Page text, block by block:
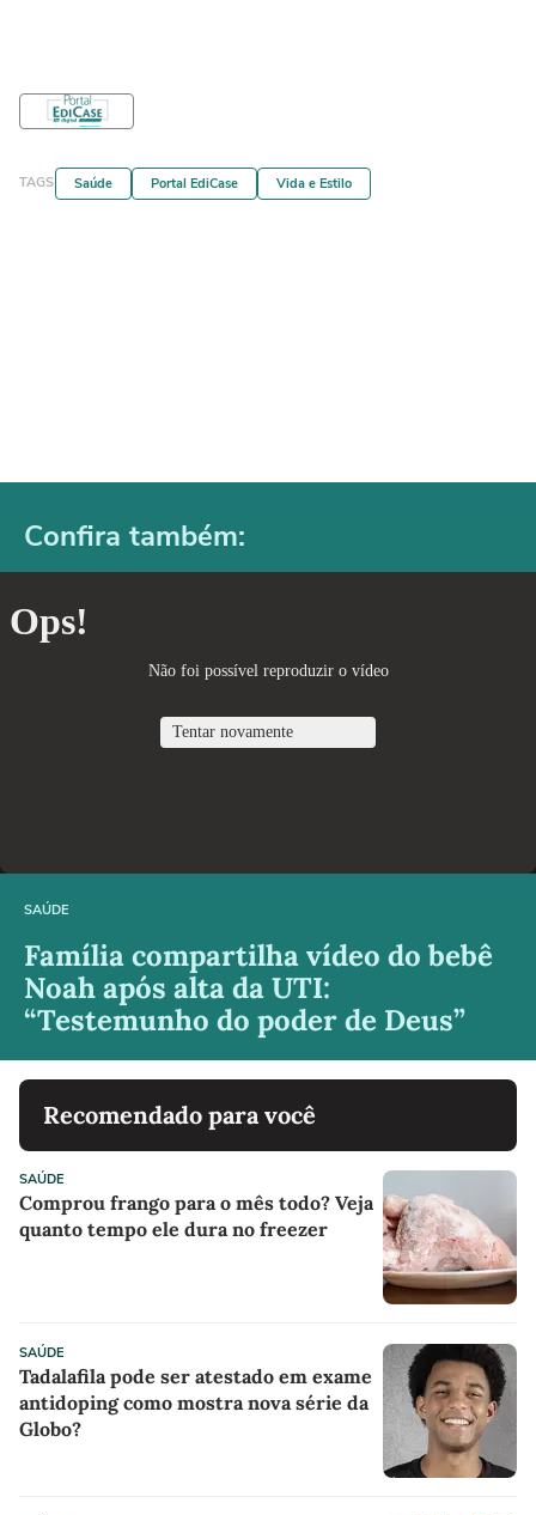
TAGS Saúde Portal EdiCase Vida e Estilo
Confira também:
SAÚDE
Família compartilha vídeo do bebê
Noah após alta da UTI:
“Testemunho do poder de Deus”
Recomendado para você
SAÚDE
Comprou frango para o mês todo? Veja
quanto tempo ele dura no freezer
SAÚDE
Tadalafila pode ser atestado em exame
antidoping como mostra nova série da
Globo?